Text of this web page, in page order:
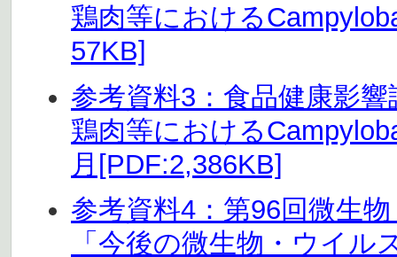
鶏肉等における
57KB]
参考資料3：食品健康影
鶏肉等における
月[PDF:2,386KB]
参考資料4：第96回微生
「今後の微生物・ウイ